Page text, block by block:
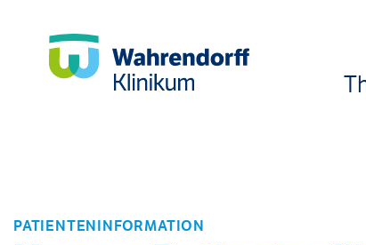
PATIENTENINFORMATION